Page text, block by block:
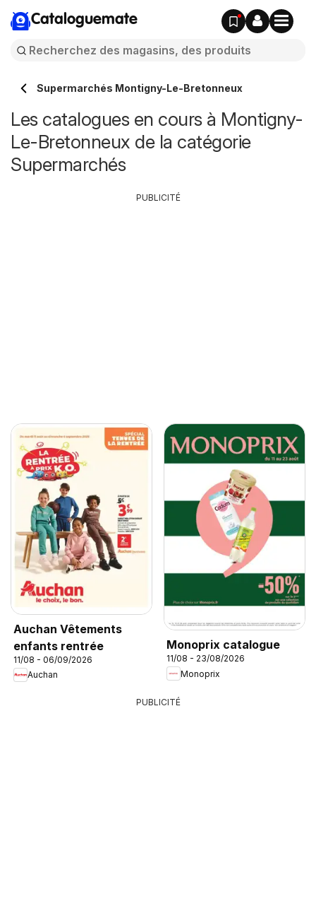
Cataloguemate
Supermarchés Montigny-Le-Bretonneux
Les catalogues en cours à Montigny-
Le-Bretonneux de la catégorie
Supermarchés
Auchan Vêtements
enfants rentrée
11/08 - 06/09/2026
Auchan
Monoprix catalogue
11/08 - 23/08/2026
Monoprix
PUBLICITÉ
PUBLICITÉ